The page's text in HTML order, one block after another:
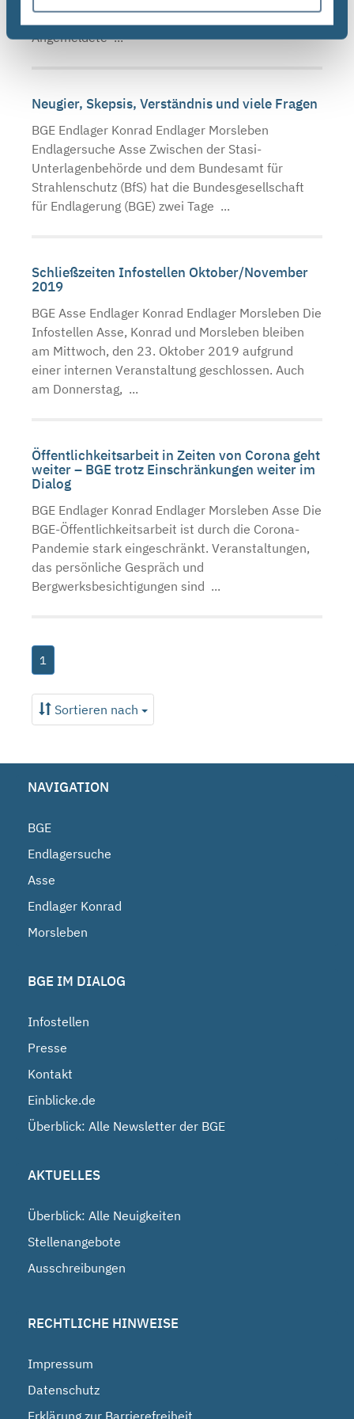
Angemeldete ...
Neugier, Skepsis, Verständnis und viele Fragen
BGE Endlager Konrad Endlager Morsleben
Endlagersuche Asse Zwischen der Stasi-
Unterlagenbehörde und dem Bundesamt für
Strahlenschutz (BfS) hat die Bundesgesellschaft
für Endlagerung (BGE) zwei Tage ...
Schließzeiten Infostellen Oktober/November
2019
BGE Asse Endlager Konrad Endlager Morsleben Die
Infostellen Asse, Konrad und Morsleben bleiben
am Mittwoch, den 23. Oktober 2019 aufgrund
einer internen Veranstaltung geschlossen. Auch
am Donnerstag, ...
Öffentlichkeitsarbeit in Zeiten von Corona geht
weiter – BGE trotz Einschränkungen weiter im
Dialog
BGE Endlager Konrad Endlager Morsleben Asse Die
BGE-Öffentlichkeitsarbeit ist durch die Corona-
Pandemie stark eingeschränkt. Veranstaltungen,
das persönliche Gespräch und
Bergwerksbesichtigungen sind ...
1
Sortieren nach
NAVIGATION
BGE
Endlagersuche
Asse
Endlager Konrad
Morsleben
BGE IM DIALOG
Infostellen
Presse
Kontakt
Einblicke.de
Überblick: Alle Newsletter der BGE
AKTUELLES
Überblick: Alle Neuigkeiten
Stellenangebote
Ausschreibungen
RECHTLICHE HINWEISE
Impressum
Datenschutz
Erklärung zur Barrierefreiheit